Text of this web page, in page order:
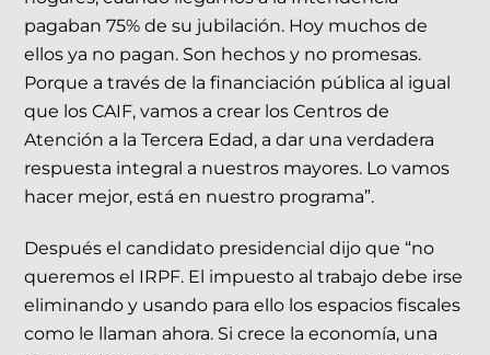
pagaban 75% de su jubilación. Hoy muchos de
ellos ya no pagan. Son hechos y no promesas.
Porque a través de la financiación pública al igual
que los CAIF, vamos a crear los Centros de
Atención a la Tercera Edad, a dar una verdadera
respuesta integral a nuestros mayores. Lo vamos
hacer mejor, está en nuestro programa”.
Después el candidato presidencial dijo que “no
queremos el IRPF. El impuesto al trabajo debe irse
eliminando y usando para ello los espacios fiscales
como le llaman ahora. Si crece la economía, una